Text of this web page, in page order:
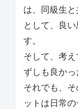
は、同級生
として、良
す。
そして、考
ずしも良かっ
それでも、
ットは日常